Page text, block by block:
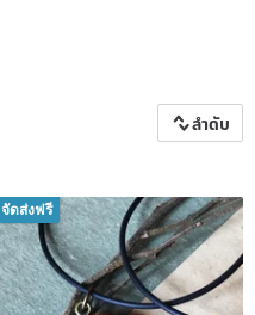
ลำดับ
จัดส่งฟรี